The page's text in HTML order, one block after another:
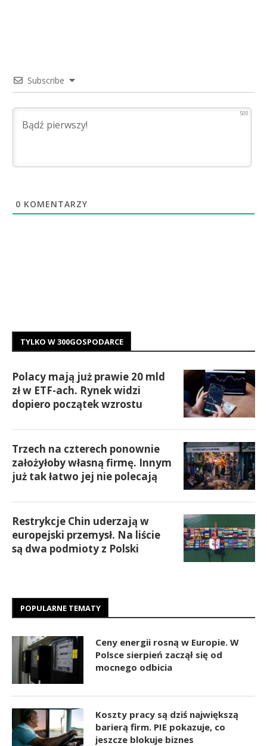
Subscribe
500
0 KOMENTARZY
TYLKO W 300GOSPODARCE
Polacy mają już prawie 20 mld
zł w ETF-ach. Rynek widzi
dopiero początek wzrostu
Trzech na czterech ponownie
założyłoby własną firmę. Innym
już tak łatwo jej nie polecają
Restrykcje Chin uderzają w
europejski przemysł. Na liście
są dwa podmioty z Polski
POPULARNE TEMATY
Ceny energii rosną w Europie. W
Polsce sierpień zaczął się od
mocnego odbicia
Koszty pracy są dziś największą
barierą firm. PIE pokazuje, co
jeszcze blokuje biznes